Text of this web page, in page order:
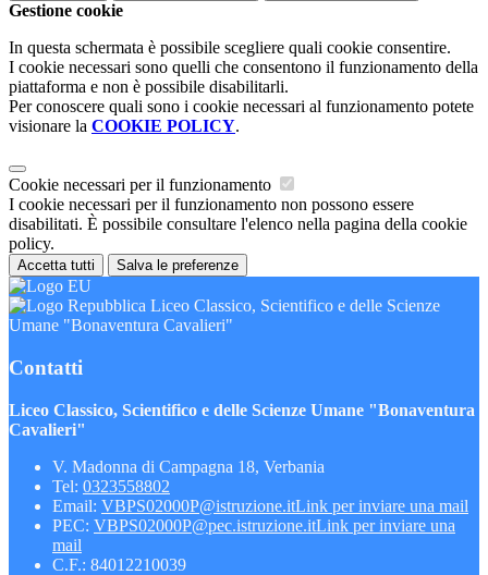
Gestione cookie
In questa schermata è possibile scegliere quali cookie consentire.
I cookie necessari sono quelli che consentono il funzionamento della
piattaforma e non è possibile disabilitarli.
Per conoscere quali sono i cookie necessari al funzionamento potete
visionare la COOKIE POLICY.
Cookie necessari per il funzionamento
I cookie necessari per il funzionamento non possono essere
disabilitati. È possibile consultare l'elenco nella pagina della cookie
policy.
Accetta tutti Salva le preferenze
Liceo Classico, Scientifico e delle Scienze
Umane "Bonaventura Cavalieri"
Contatti
Liceo Classico, Scientifico e delle Scienze Umane "Bonaventura
Cavalieri"
V. Madonna di Campagna 18, Verbania
Tel: 0323558802
Email: VBPS02000P@istruzione.itLink per inviare una mail
PEC: VBPS02000P@pec.istruzione.itLink per inviare una
mail
C.F.: 84012210039